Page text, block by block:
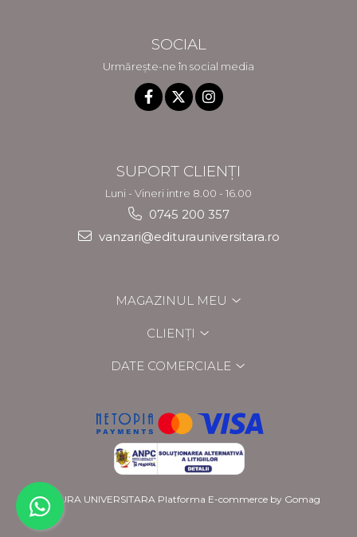
SOCIAL
Urmărește-ne în social media
SUPORT CLIENȚI
Luni - Vineri intre 8.00 - 16.00
0745 200 357
vanzari@editurauniversitara.ro
MAGAZINUL MEU
CLIENȚI
DATE COMERCIALE
EDITURA UNIVERSITARA Platforma E-commerce by Gomag